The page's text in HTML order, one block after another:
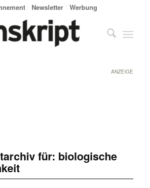
Newsletter Werbung
ANZEIGE
für: biologische